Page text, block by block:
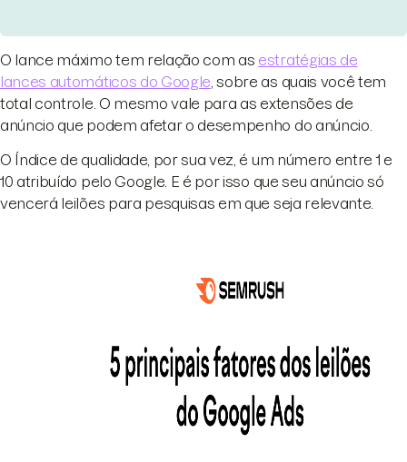
O lance máximo tem relação com as estratégias de
lances automáticos do Google , sobre as quais você tem
total controle. O mesmo vale para as extensões de
anúncio que podem afetar o desempenho do anúncio.
O Índice de qualidade, por sua vez, é um número entre 1 e
10 atribuído pelo Google. E é por isso que seu anúncio só
vencerá leilões para pesquisas em que seja relevante.